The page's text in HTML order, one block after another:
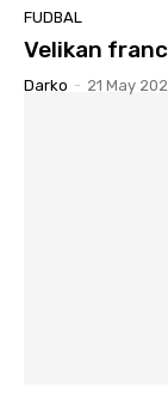
FUDBAL
Velikan
Darko - 21 May